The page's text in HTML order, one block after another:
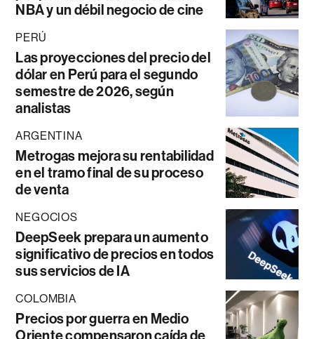
NBA y un débil negocio de cine
PERÚ
Las proyecciones del precio del
dólar en Perú para el segundo
semestre de 2026, según
analistas
ARGENTINA
Metrogas mejora su rentabilidad
en el tramo final de su proceso
de venta
NEGOCIOS
DeepSeek prepara un aumento
significativo de precios en todos
sus servicios de IA
COLOMBIA
Precios por guerra en Medio
Oriente compensaron caída de